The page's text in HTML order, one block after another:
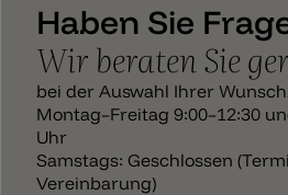
Haben Sie
Wir beraten Sie
bei der Auswahl Ihrer
Montag–Freitag 9:00–12:30
Uhr
Samstags: Geschlossen
Vereinbarung)